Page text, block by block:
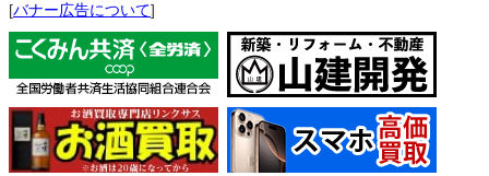
[バナー広告について]